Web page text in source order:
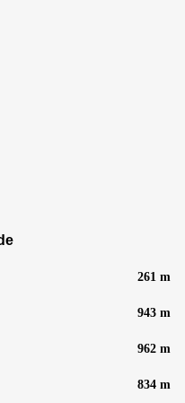
261 m
943 m
962 m
834 m